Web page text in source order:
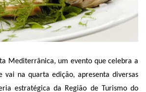
Mediterrânica, um evento que celebra a
na quarta edição, apresenta diversas
estratégica da Região de Turismo do